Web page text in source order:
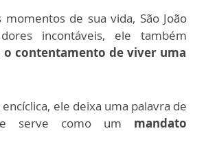
momentos de sua vida, São João
incontáveis, ele também
contentamento de viver uma
ele deixa uma palavra de
serve como um mandato